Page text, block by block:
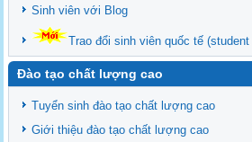
Sinh viên với Blog
Trao đổi sinh viên quốc tế
Đào tạo chất lượng cao
Tuyển sinh đào tạo chất lượng cao
Giới thiệu đào tạo chất lượng cao